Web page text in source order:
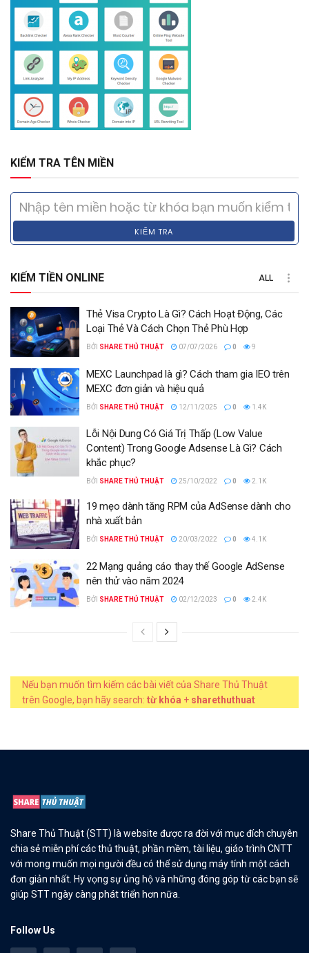
KIỂM TRA TÊN MIỀN
KIỂM TRA
KIẾM TIỀN ONLINE ALL
Thẻ Visa Crypto Là Gì? Cách Hoạt Động, Các
Loại Thẻ Và Cách Chọn Thẻ Phù Hợp
BỞI SHARE THỦ THUẬT 07/07/2026 0 9
MEXC Launchpad là gì? Cách tham gia IEO trên
MEXC đơn giản và hiệu quả
BỞI SHARE THỦ THUẬT 12/11/2025 0 1.4K
Lỗi Nội Dung Có Giá Trị Thấp (Low Value
Content) Trong Google Adsense Là Gì? Cách
khắc phục?
BỞI SHARE THỦ THUẬT 25/10/2022 0 2.1K
19 mẹo dành tăng RPM của AdSense dành cho
nhà xuất bản
BỞI SHARE THỦ THUẬT 20/03/2022 0 4.1K
22 Mạng quảng cáo thay thế Google AdSense
nên thử vào năm 2024
BỞI SHARE THỦ THUẬT 02/12/2023 0 2.4K
Nếu bạn muốn tìm kiếm các bài viết của Share Thủ Thuật
trên Google, bạn hãy search: từ khóa + sharethuthuat
Share Thủ Thuật (STT) là website được ra đời với mục đích chuyên
chia sẻ miễn phí các thủ thuật, phần mềm, tài liệu, giáo trình CNTT
với mong muốn mọi người đều có thể sử dụng máy tính một cách
đơn giản nhất. Hy vọng sự ủng hộ và những đóng góp từ các bạn sẽ
giúp STT ngày càng phát triển hơn nữa.
Follow Us